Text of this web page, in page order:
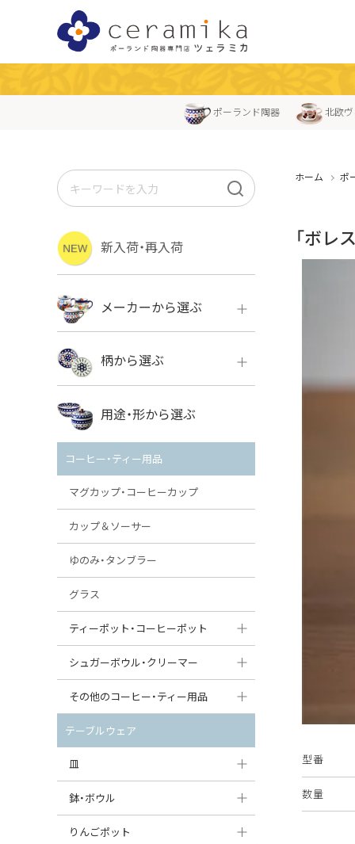
ポーランド陶器 北欧
ホーム ポ
「ボレ
型番
数量
新入荷・再入荷
メーカーから選ぶ
ボレス
VENA
ミレナ
柄から選ぶ
ボレス
用途・形から選ぶ
コーヒー・ティー用品
マグカップ・コーヒーカップ
カップ＆ソーサー
ゆのみ・タンブラー
グラス
ティーポット・コーヒーポット
ティーポット
コーヒーポット
シュガーボウル・クリーマー
シュガーボウル
クリーマー
その他のコーヒー・ティー用品
ポットウォーマー
ピッチャー
コーヒードリッパー
テーブルウェア
皿
大皿（24cm〜）
中皿（18〜24cm）
鉢・ボウル
大鉢（21cm〜）
りんごポット